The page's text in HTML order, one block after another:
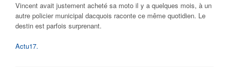
Vincent avait justement acheté sa moto il y a quelques mois, à un
autre policier municipal dacquois raconte ce même quotidien. Le
destin est parfois surprenant.
Actu17.